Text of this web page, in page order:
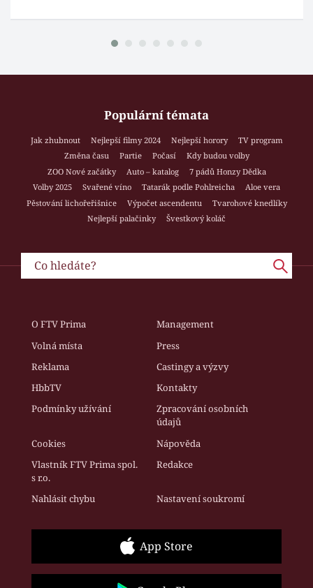
Populární témata
Jak zhubnout Nejlepší filmy 2024 Nejlepší horory
TV program
Změna času
Partie Počasí
Kdy budou volby
ZOO Nové začátky
Auto – katalog
7 pádů Honzy Dědka
Volby 2025
Svařené víno Tatarák podle Pohlreicha
Aloe vera
Pěstování lichořeřišnice
Výpočet ascendentu
Tvarohové knedlíky
Nejlepší palačinky
Švestkový koláč
O FTV Prima
Management
Volná místa
Press
Reklama
Castingy a výzvy
HbbTV
Kontakty
Podmínky užívání
Zpracování osobních
údajů
Cookies
Nápověda
Vlastník FTV Prima spol.
s r.o.
Redakce
Nahlásit chybu Nastavení soukromí
App Store